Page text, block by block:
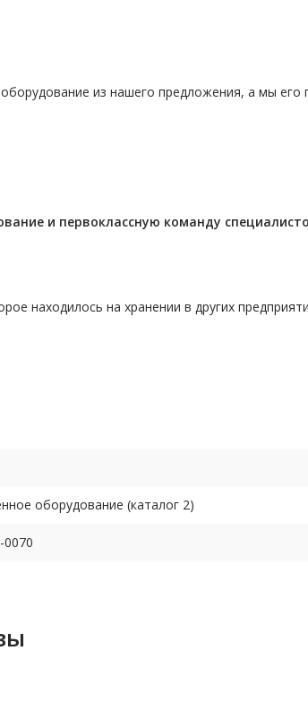
из нашего предложения, а мы его
и первоклассную команду
находилось на хранении в других
оборудование (каталог 2)
0070